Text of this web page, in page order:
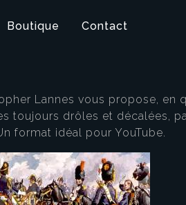
Boutique Contact
Lannes vous propose,
toujours drôles et décalées,
format idéal pour YouTube.